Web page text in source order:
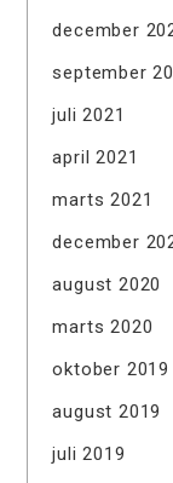
december
september
juli 2021
april 2021
marts 2021
december
august 2020
marts 2020
oktober 2019
august 2019
juli 2019